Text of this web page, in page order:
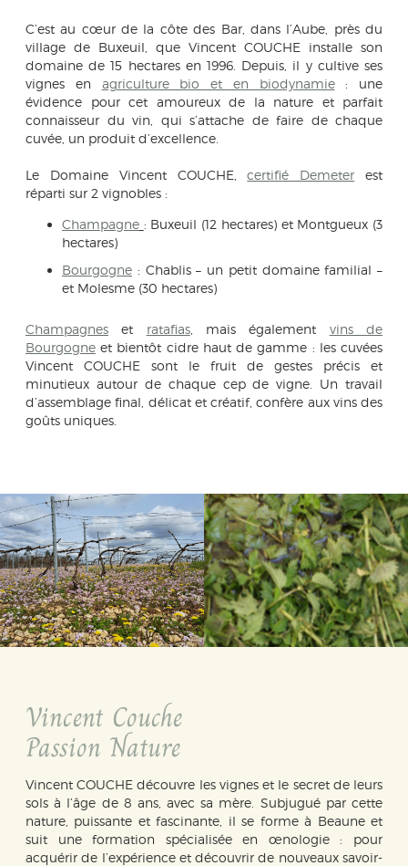
C’est au cœur de la côte des Bar, dans l’Aube, près du
village de Buxeuil, que Vincent COUCHE installe son
domaine de 15 hectares en 1996. Depuis, il y cultive ses
vignes en agriculture bio et en biodynamie: une
évidence pour cet amoureux de la nature et parfait
connaisseur du vin, qui s’attache de faire de chaque
cuvée, un produit d’excellence.
Le Domaine Vincent COUCHE,certifié Demeter est
réparti sur 2 vignobles :
Champagne : Buxeuil (12 hectares) et Montgueux (3
hectares)
Bourgogne : Chablis – un petit domaine familial –
et Molesme (30 hectares)
Champagnes et ratafias, mais également vins de
Bourgogne et bientôt cidre haut de gamme : les cuvées
Vincent COUCHE sont le fruit de gestes précis et
minutieux autour de chaque cep de vigne. Un travail
d’assemblage final, délicat et créatif, confère aux vins des
goûts uniques.
Vincent Couche
Passion Nature
Vincent COUCHE découvre les vignes et le secret de leurs
sols à l’âge de 8 ans, avec sa mère. Subjugué par cette
nature, puissante et fascinante, il se forme à Beaune et
suit une formation spécialisée en œnologie : pour
acquérir de l’expérience et découvrir de nouveaux savoir-